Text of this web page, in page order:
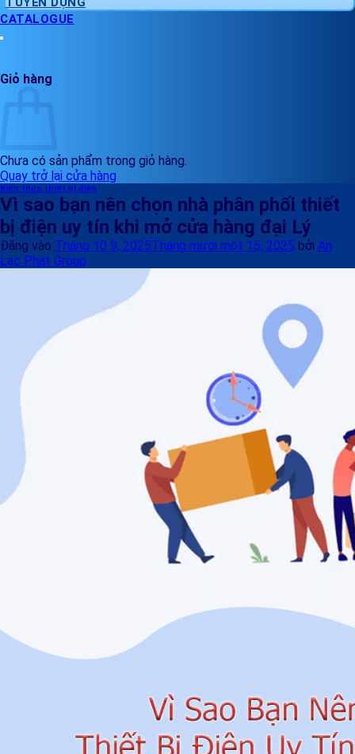
CATALOGUE
Giỏ hàng
Chưa có sản phẩm trong giỏ hàng.
Quay trở lại cửa hàng
Kiến thức thiết bị điện
Vì sao bạn nên chọn nhà phân phối thiết
bị điện uy tín khi mở cửa hàng đại Lý
Đăng vào Tháng 10 9, 2025Tháng mười một 15, 2025 bởi An
Lạc Phát Group